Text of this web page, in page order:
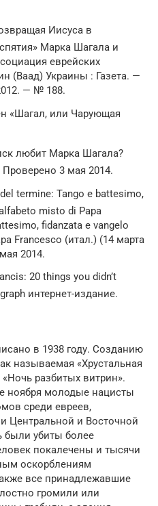
Иисуса в
Марка Шагала и
еврейских
(Ваад) Украины : Газета. —
— № 188.
«Шагал, или Чарующая
любит Марка Шагала?
3 мая 2014.
termine: Tango e battesimo,
misto di Papa
fidanzata e vangelo
Francesco (итал.) (14 марта
2014.
20 things you didn’t
интернет-издание.
в 1938 году. Созданию
называемая «Хрустальная
разбитых витрин».
ноября молодые нацисты
среди евреев,
Центральной и Восточной
были убиты более
покалечены и тысячи
оскорблениям
все принадлежавшие
громили или